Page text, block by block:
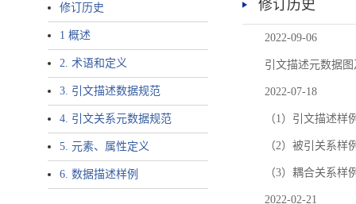
修订历史
1 概述
2. 术语和定义
3. 引文描述数据规范
4. 引文关系元数据规范
5. 元素、属性定义
6. 数据描述样例
修订历史
2022-09-06
引文描述元数据
2022-07-18
（1）引文描述样
（2）被引关系
（3）耦合关系
2022-02-21